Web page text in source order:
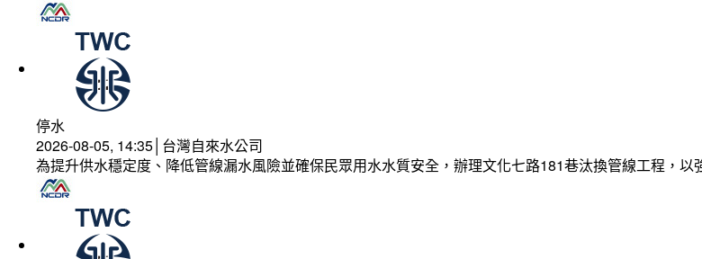
停水
2026-08-05, 14:35│台灣自來水公司
為提升供水穩定度、降低管線漏水風險並確保民眾用水水質安全，辦理文化七路181巷汰換管線工程，